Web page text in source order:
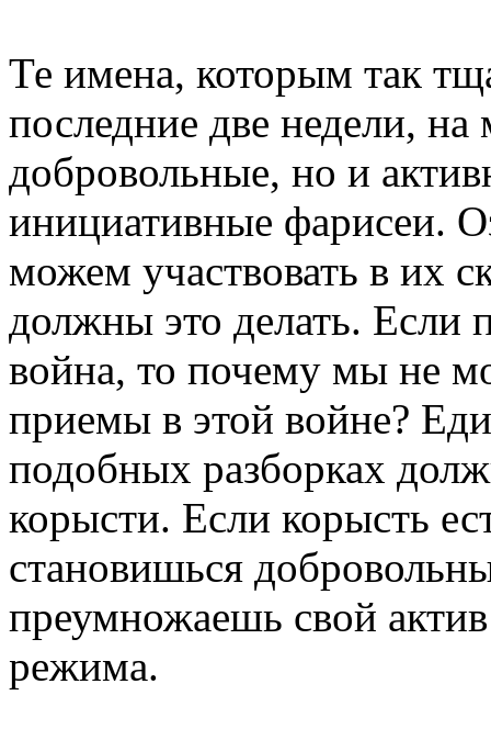
Те имена, которым так
последние две недели, на
добровольные, но и
инициативные фарисеи.
можем участвовать в их
должны это делать. Если
война, то почему мы не
приемы в этой войне?
подобных разборках
корысти. Если корысть
становишься
преумножаешь свой
режима.